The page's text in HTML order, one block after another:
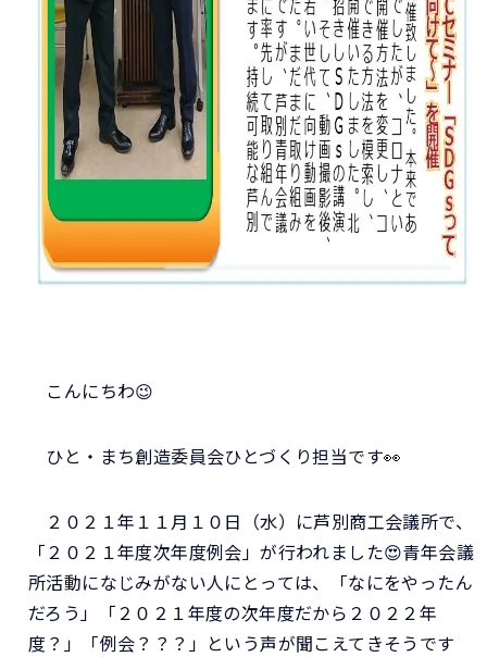
こんにちわ😉
ひと・まち創造委員会ひとづくり担当です👀
２０２１年１１月１０日（水）に芦別商工会議所で、
「２０２１年度次年度例会」が行われました😍青年会議
所活動になじみがない人にとっては、「なにをやったん
だろう」「２０２１年度の次年度だから２０２２年
度？」「例会？？？」という声が聞こえてきそうです